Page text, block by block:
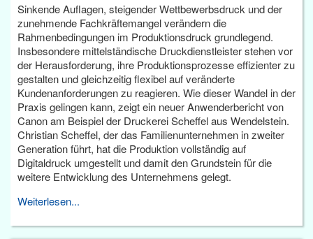
Sinkende Auflagen, steigender Wettbewerbsdruck und der
zunehmende Fachkräftemangel verändern die
Rahmenbedingungen im Produktionsdruck grundlegend.
Insbesondere mittelständische Druckdienstleister stehen vor
der Herausforderung, ihre Produktionsprozesse effizienter zu
gestalten und gleichzeitig flexibel auf veränderte
Kundenanforderungen zu reagieren. Wie dieser Wandel in der
Praxis gelingen kann, zeigt ein neuer Anwenderbericht von
Canon am Beispiel der Druckerei Scheffel aus Wendelstein.
Christian Scheffel, der das Familienunternehmen in zweiter
Generation führt, hat die Produktion vollständig auf
Digitaldruck umgestellt und damit den Grundstein für die
weitere Entwicklung des Unternehmens gelegt.
Weiterlesen...